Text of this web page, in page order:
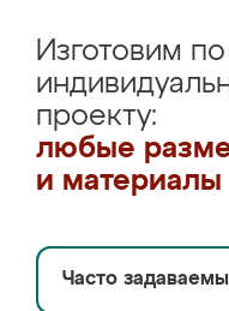
Изготовим по
проекту:
любые
и материалы
Часто